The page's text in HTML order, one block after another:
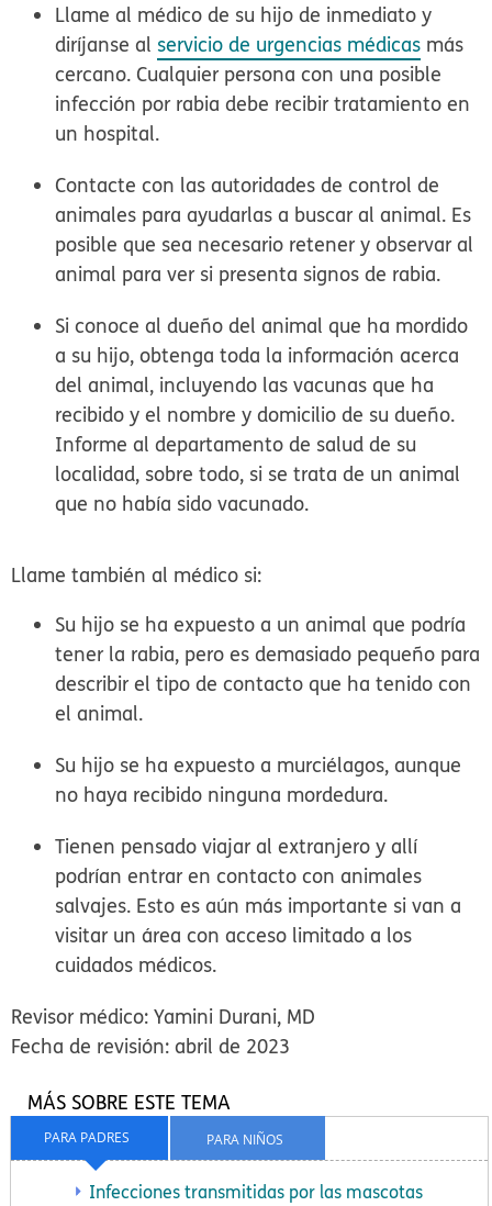
Llame al médico de su hijo de inmediato y
diríjanse al servicio de urgencias médicas más
cercano. Cualquier persona con una posible
infección por rabia debe recibir tratamiento en
un hospital.
Contacte con las autoridades de control de
animales para ayudarlas a buscar al animal. Es
posible que sea necesario retener y observar al
animal para ver si presenta signos de rabia.
Si conoce al dueño del animal que ha mordido
a su hijo, obtenga toda la información acerca
del animal, incluyendo las vacunas que ha
recibido y el nombre y domicilio de su dueño.
Informe al departamento de salud de su
localidad, sobre todo, si se trata de un animal
que no había sido vacunado.
Llame también al médico si:
Su hijo se ha expuesto a un animal que podría
tener la rabia, pero es demasiado pequeño para
describir el tipo de contacto que ha tenido con
el animal.
Su hijo se ha expuesto a murciélagos, aunque
no haya recibido ninguna mordedura.
Tienen pensado viajar al extranjero y allí
podrían entrar en contacto con animales
salvajes. Esto es aún más importante si van a
visitar un área con acceso limitado a los
cuidados médicos.
Revisor médico: Yamini Durani, MD
Fecha de revisión: abril de 2023
PARA NIÑOS
PARA PADRES
MÁS SOBRE ESTE TEMA
Infecciones transmitidas por las mascotas